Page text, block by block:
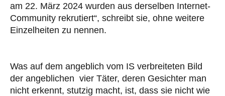
am 22. März 2024 wurden aus derselben Internet-
Community rekrutiert“, schreibt sie, ohne weitere
Einzelheiten zu nennen.
Was auf dem angeblich vom IS verbreiteten Bild
der angeblichen vier Täter, deren Gesichter man
nicht erkennt, stutzig macht, ist, dass sie nicht wie